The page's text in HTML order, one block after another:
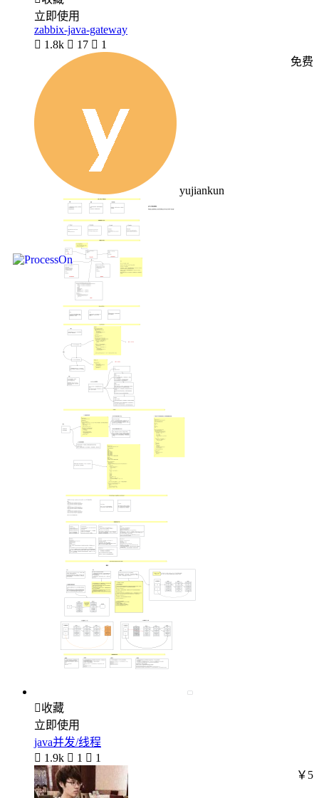
立即使用
zabbix-java-gateway
 1.8k  17  1
yujiankun
免费
收藏
立即使用
java并发/线程
 1.9k  1  1
￥5